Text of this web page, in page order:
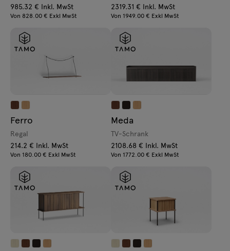
985.32 € Inkl. MwSt
Von 828.00 € Exkl MwSt
2319.31 € Inkl. MwSt
Von 1949.00 € Exkl MwSt
Ferro
Regal
214.2 € Inkl. MwSt
Von 180.00 € Exkl MwSt
Meda
TV-Schrank
2108.68 € Inkl. MwSt
Von 1772.00 € Exkl MwSt